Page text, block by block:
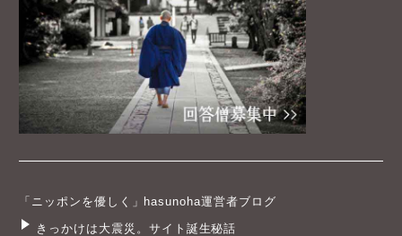
「ニッポンを優しく」hasunoha運営者ブログ
きっかけは大震災。サイト誕生秘話